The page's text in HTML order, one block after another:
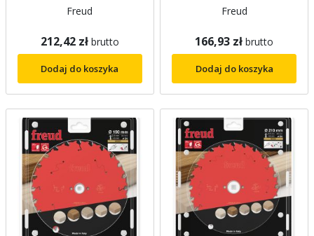
Freud
212,42 zł brutto
Dodaj do koszyka
Freud
166,93 zł brutto
Dodaj do koszyka